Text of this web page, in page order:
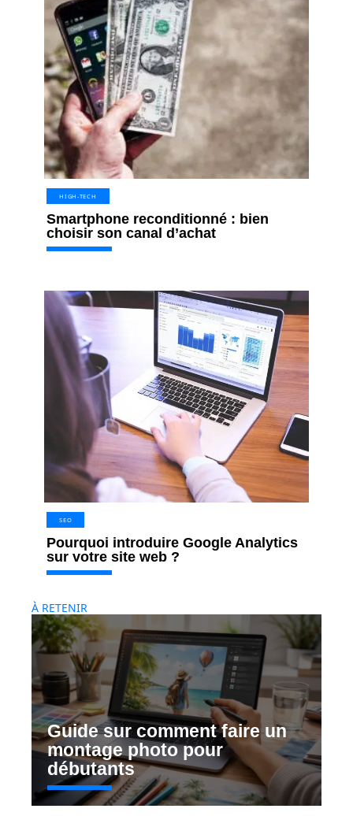
HIGH-TECH
Smartphone reconditionné : bien
choisir son canal d’achat
SEO
Pourquoi introduire Google Analytics
sur votre site web ?
À RETENIR
Guide sur comment faire un
montage photo pour
débutants